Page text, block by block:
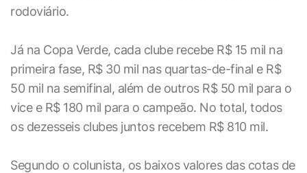
rodoviário.
Já na Copa Verde, cada clube recebe R$ 15 mil na
primeira fase, R$ 30 mil nas quartas-de-final e R$
50 mil na semifinal, além de outros R$ 50 mil para o
vice e R$ 180 mil para o campeão. No total, todos
os dezesseis clubes juntos recebem R$ 810 mil.
Segundo o colunista, os baixos valores das cotas de